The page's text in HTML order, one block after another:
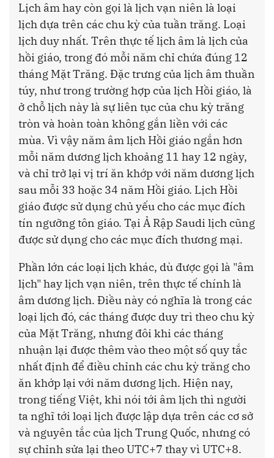
Lịch âm hay còn gọi là lịch vạn niên là loại
lịch dựa trên các chu kỳ của tuần trăng. Loại
lịch duy nhất. Trên thực tế lịch âm là lịch của
hồi giáo, trong đó mỗi năm chỉ chứa đúng 12
tháng Mặt Trăng. Đặc trưng của lịch âm thuần
túy, như trong trường hợp của lịch Hồi giáo, là
ở chỗ lịch này là sự liên tục của chu kỳ trăng
tròn và hoàn toàn không gắn liền với các
mùa. Vì vậy năm âm lịch Hồi giáo ngắn hơn
mỗi năm dương lịch khoảng 11 hay 12 ngày,
và chỉ trở lại vị trí ăn khớp với năm dương lịch
sau mỗi 33 hoặc 34 năm Hồi giáo. Lịch Hồi
giáo được sử dụng chủ yếu cho các mục đích
tín ngưỡng tôn giáo. Tại Ả Rập Saudi lịch cũng
được sử dụng cho các mục đích thương mại.
Phần lớn các loại lịch khác, dù được gọi là "âm
lịch" hay lịch vạn niên, trên thực tế chính là
âm dương lịch. Điều này có nghĩa là trong các
loại lịch đó, các tháng được duy trì theo chu kỳ
của Mặt Trăng, nhưng đôi khi các tháng
nhuận lại được thêm vào theo một số quy tắc
nhất định để điều chỉnh các chu kỳ trăng cho
ăn khớp lại với năm dương lịch. Hiện nay,
trong tiếng Việt, khi nói tới âm lịch thì người
ta nghĩ tới loại lịch được lập dựa trên các cơ sở
và nguyên tắc của lịch Trung Quốc, nhưng có
sự chỉnh sửa lại theo UTC+7 thay vì UTC+8.